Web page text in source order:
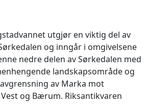
utgjør en viktig del av
og inngår i omgivelsene
nedre delen av Sørkedalen med
landskapsområde og
av Marka mot
og Bærum. Riksantikvaren